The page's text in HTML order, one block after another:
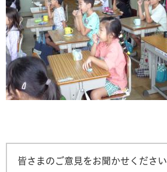
皆さまのご意見をお聞かせください